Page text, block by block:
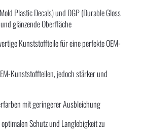
Plastic Decals) und DGP (Durable Gloss
glänzende Oberfläche
Kunststoffteile für eine perfekte OEM-
Kunststoffteilen, jedoch stärker und
mit geringerer Ausbleichung
Schutz und Langlebigkeit zu